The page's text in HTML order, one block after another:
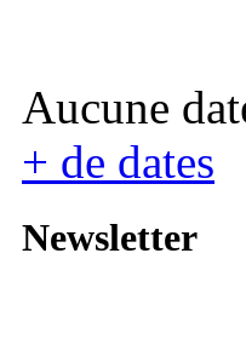
Aucune
+ de dates
Newsletter